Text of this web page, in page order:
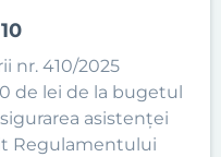
nr. 410/2025
de lei de la bugetul
asistenței
Regulamentului